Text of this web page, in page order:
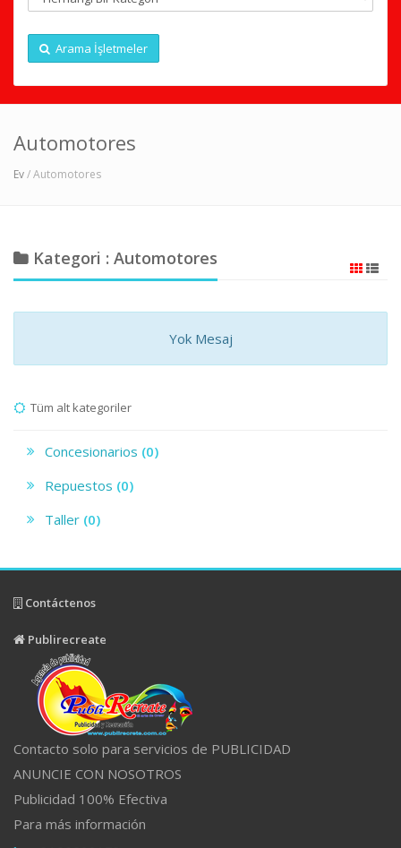
Arama İşletmeler
Automotores
Ev/ Automotores
Kategori : Automotores
Yok Mesaj
Tüm alt kategoriler
Concesionarios
(0)
Repuestos
(0)
Taller
(0)
Contáctenos
Publirecreate
Contacto solo para servicios de PUBLICIDAD
ANUNCIE CON NOSOTROS
Publicidad 100% Efectiva
Para más información